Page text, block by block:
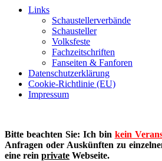
Links
Schaustellerverbände
Schausteller
Volksfeste
Fachzeitschriften
Fanseiten & Fanforen
Datenschutzerklärung
Cookie-Richtlinie (EU)
Impressum
Bitte beachten Sie: Ich bin kein
Anfragen oder Auskünften zu
eine rein private Webseite.